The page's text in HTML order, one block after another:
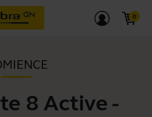
8 Active -